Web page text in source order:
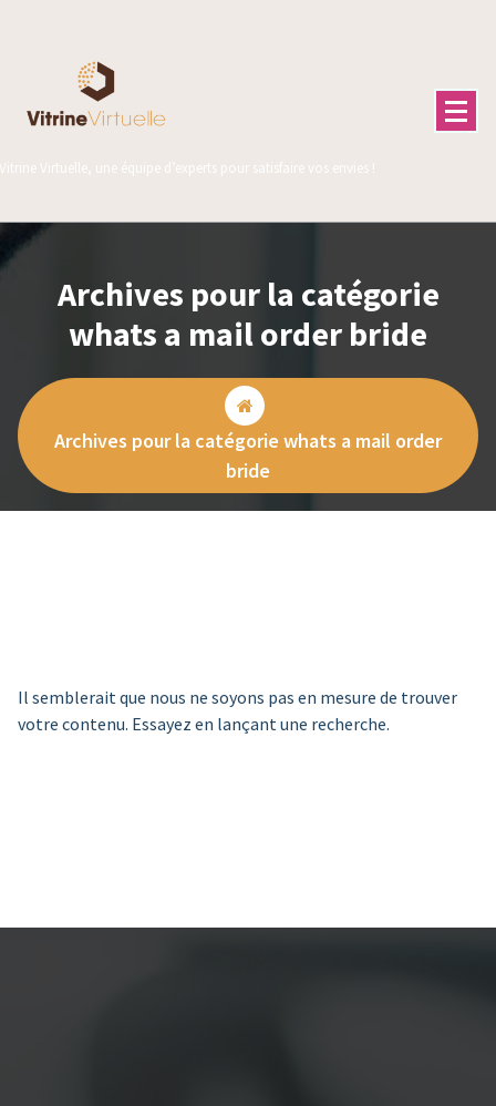
Vitrine Virtuelle, une équipe d’experts pour satisfaire vos envies !
Archives pour la catégorie
whats a mail order bride
Archives pour la catégorie whats a mail order
bride
Il semblerait que nous ne soyons pas en mesure de trouver
votre contenu. Essayez en lançant une recherche.